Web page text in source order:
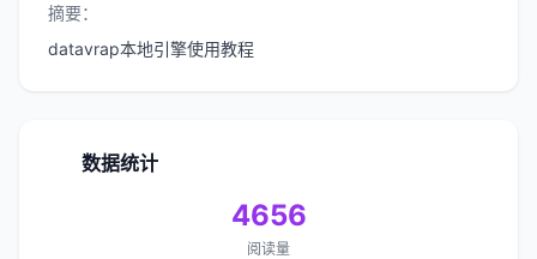
摘要：
datavrap本地引擎使用教程
数据统计
4656
阅读量